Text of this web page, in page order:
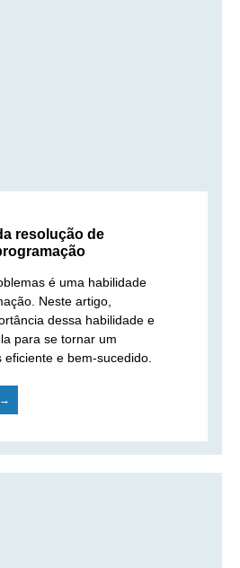
resolução de
é uma habilidade
Neste artigo,
dessa habilidade e
para se tornar um
eficiente e bem-sucedido.
→